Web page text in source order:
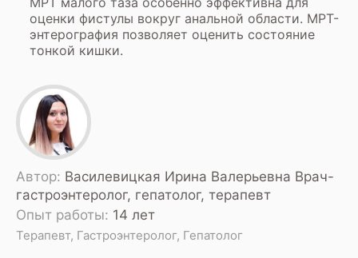
оценки фистулы вокруг анальной области. МРТ-
энтерография позволяет оценить состояние
тонкой кишки.
Автор: Василевицкая Ирина Валерьевна Врач-
гастроэнтеролог, гепатолог, терапевт
Опыт работы: 14 лет
Терапевт, Гастроэнтеролог, Гепатолог